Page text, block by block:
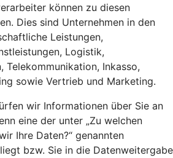
können zu diesen
Dies sind Unternehmen in den
Leistungen,
Logistik,
Telekommunikation, Inkasso,
sowie Vertrieb und Marketing.
wir Informationen über Sie an
eine der unter „Zu welchen
Ihre Daten?“ genannten
bzw. Sie in die Datenweitergabe